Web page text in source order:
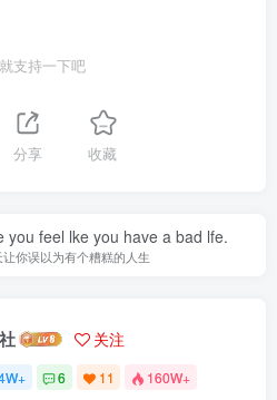
支持一下吧
分享 收藏
you feel lke you have a bad lfe.
你误以为有个糟糕的人生
关注
6 11 160W+